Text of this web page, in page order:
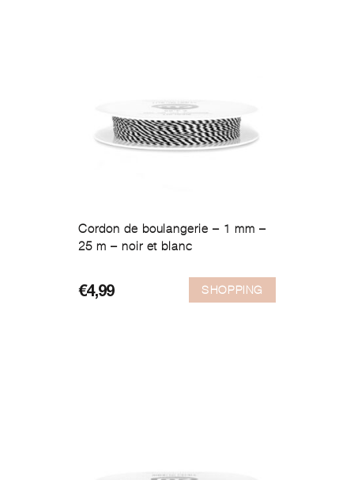
Cordon de boulangerie – 1 mm –
25 m – noir et blanc
€4,99 SHOPPING